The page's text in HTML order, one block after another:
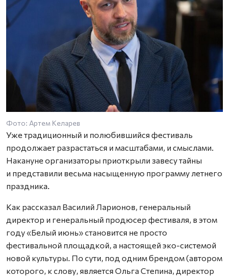
Фото: Артем Келарев
Уже традиционный и полюбившийся фестиваль
продолжает разрастаться и масштабами, и смыслами.
Накануне организаторы приоткрыли завесу тайны
и представили весьма насыщенную программу летнего
праздника.
Как рассказал Василий Ларионов, генеральный
директор и генеральный продюсер фестиваля, в этом
году «Белый июнь» становится не просто
фестивальной площадкой, а настоящей эко-системой
новой культуры. По сути, под одним брендом (автором
которого, к слову, является Ольга Степина, директор